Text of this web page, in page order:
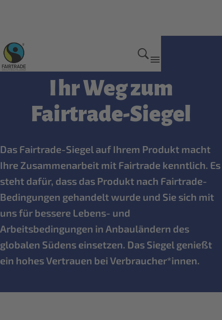
Für Unternehmen
Ihr Weg zum
Fairtrade-Siegel
Das Fairtrade-Siegel auf Ihrem Produkt macht
Ihre Zusammenarbeit mit Fairtrade kenntlich. Es
steht dafür, dass das Produkt nach Fairtrade-
Bedingungen gehandelt wurde und Sie sich mit
uns für bessere Lebens- und
Arbeitsbedingungen in Anbauländern des
globalen Südens einsetzen. Das Siegel genießt
ein hohes Vertrauen bei Verbraucher*innen.